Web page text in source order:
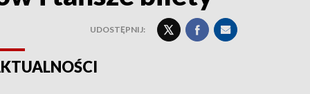
UDOSTĘPNIJ: